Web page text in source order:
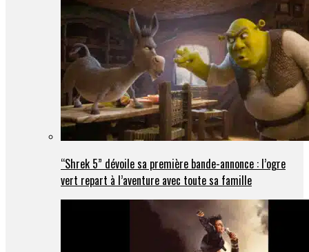
“Shrek 5” dévoile sa première bande-annonce : l’ogre
vert repart à l’aventure avec toute sa famille